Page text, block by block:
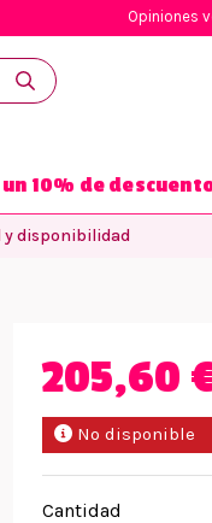
Opiniones
10% de
y disponibilidad
205,60
No disponible
Cantidad